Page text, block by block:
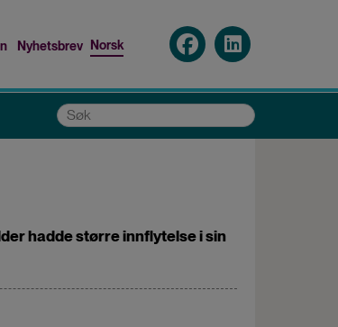
Nyhetsbrev Norsk
Søk
hadde større innflytelse i sin